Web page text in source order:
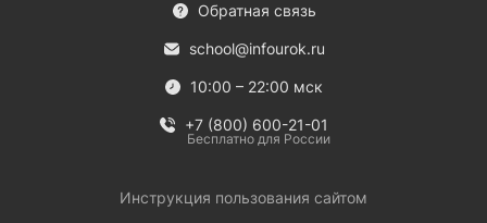
Обратная связь
school@infourok.ru
10:00 – 22:00 мск
+7 (800) 600-21-01
Бесплатно для России
Инструкция пользования сайтом